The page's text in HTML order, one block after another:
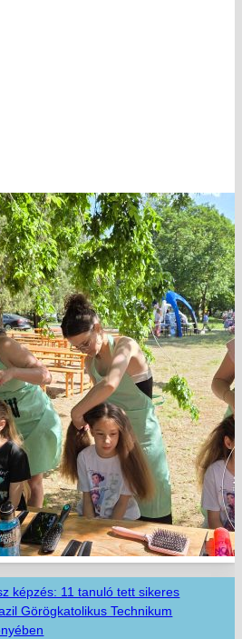
képzés: 11 tanuló tett sikeres
Görögkatolikus Technikum